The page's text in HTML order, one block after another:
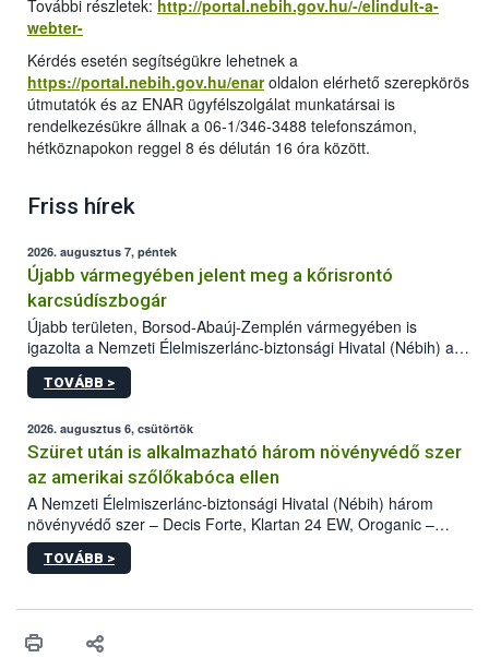
További részletek: http://portal.nebih.gov.hu/-/elindult-a-
webter-
Kérdés esetén segítségükre lehetnek a
https://portal.nebih.gov.hu/enaroldalon elérhető szerepkörös
útmutatók és az ENAR ügyfélszolgálat munkatársai is
rendelkezésükre állnak a 06-1/346-3488 telefonszámon,
hétköznapokon reggel 8 és délután 16 óra között.
Friss hírek
2026. augusztus 7, péntek
Újabb vármegyében jelent meg a kőrisrontó
karcsúdíszbogár
Újabb területen, Borsod-Abaúj-Zemplén vármegyében is
igazolta a Nemzeti Élelmiszerlánc-biztonsági Hivatal (Nébih) a
kőrisrontó karcsúdíszbogár (Agrilus planipennis) jelenlétét. A
kártevőt nem csak színcsapdában találták meg, de már fertőzött
az intenzív felderítést, emellett az intézkedéseket a szlovák
hatósággal is összehangolják a terjedés megállítása érdekében.
TOVÁBB >
2026. augusztus 6, csütörtök
Szüret után is alkalmazható három növényvédő szer
az amerikai szőlőkabóca ellen
A Nemzeti Élelmiszerlánc-biztonsági Hivatal (Nébih) három
növényvédő szer – Decis Forte, Klartan 24 EW, Oroganic –
engedélyokiratát módosította, így azok a szüretet követően,
egészen a vesszőérettség (BBCH 91) stádiumáig
érésű szőlőkben is legyen lehetőség a károsító elleni további
felhasználók számára is elérhető és ökológiai termesztésben is
TOVÁBB >